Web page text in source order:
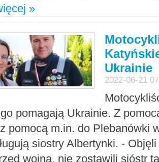
»
Ukrainie
2022-06-21
pomagają Ukrainie. Z
pomocą m.in. do Plebanówki
siostry Albertynki. -
wojną, nie zostawili sióstr